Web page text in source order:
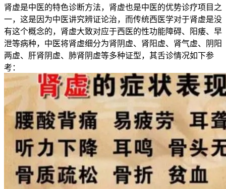
肾虚是中医的特色诊断方法，肾虚也是中医的优势诊疗项目之
一，这是因为中医讲究辨证论治，而传统西医学对于肾虚是没
有这个概念的，肾虚大致对应于西医的性功能障碍、阳痿、早
泄等病种，中医将肾虚细分为肾阴虚、肾阳虚、肾气虚、阴阳
两虚、肝肾阴虚、肺肾阴虚等多种证型，其舌诊情况如下参
考：